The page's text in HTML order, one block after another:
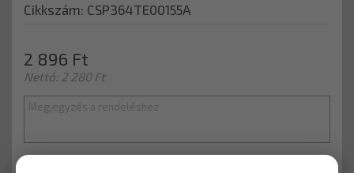
Cikkszám: CSP364TE00155A
2 896 Ft
Nettó: 2 280 Ft